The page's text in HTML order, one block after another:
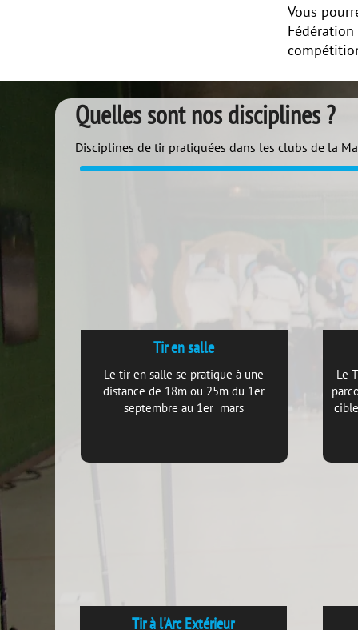
Vous
Quelles sont nos disciplines ?
Disciplines de tir pratiquées dans les clubs de la
Tir en salle
Le tir en salle se pratique à une
distance de 18m ou 25m du 1er
septembre au 1er mars
Le
Tir à l'Arc Extérieur